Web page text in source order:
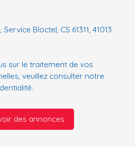
Bloctel, CS 61311, 41013
sur le traitement de vos
veuillez consulter notre
.
des annonces